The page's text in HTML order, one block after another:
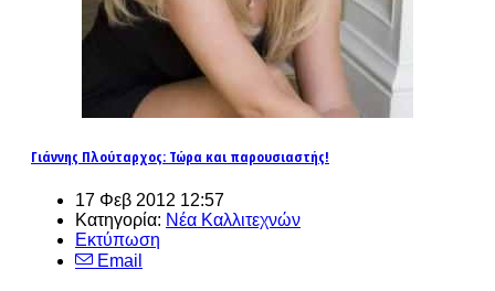
Γιάννης Πλούταρχος: Τώρα και παρουσιαστής!
17 Φεβ 2012 12:57
Κατηγορία: Νέα Καλλιτεχνών
Εκτύπωση
Email